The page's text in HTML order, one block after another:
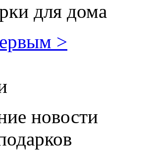
для дома
>
новости